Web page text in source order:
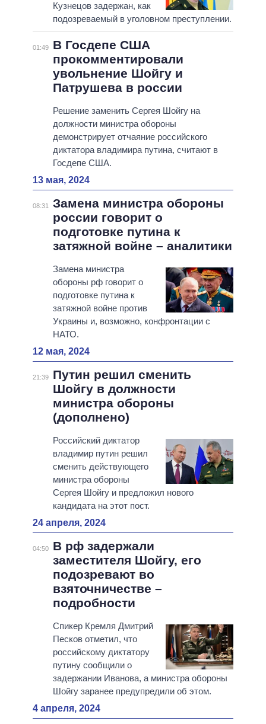
Кузнецов задержан, как
подозреваемый в уголовном преступлении.
01:49
В Госдепе США
прокомментировали
увольнение Шойгу и
Патрушева в россии
Решение заменить Сергея Шойгу на
должности министра обороны
демонстрирует отчаяние российского
диктатора владимира путина, считают в
Госдепе США.
13 мая, 2024
08:31
Замена министра обороны
россии говорит о
подготовке путина к
затяжной войне – аналитики
Замена министра
обороны рф говорит о
подготовке путина к
затяжной войне против
Украины и, возможно, конфронтации с
НАТО.
12 мая, 2024
21:39
Путин решил сменить
Шойгу в должности
министра обороны
(дополнено)
Российский диктатор
владимир путин решил
сменить действующего
министра обороны
Сергея Шойгу и предложил нового
кандидата на этот пост.
24 апреля, 2024
04:50
В рф задержали
заместителя Шойгу, его
подозревают во
взяточничестве –
подробности
Спикер Кремля Дмитрий
Песков отметил, что
российскому диктатору
путину сообщили о
задержании Иванова, а министра обороны
Шойгу заранее предупредили об этом.
4 апреля, 2024